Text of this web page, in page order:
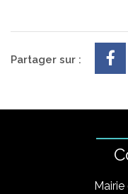
Partager sur :